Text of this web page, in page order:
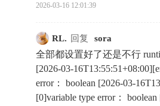
2026-03-16 12:01:39
RL. 回复 sora
全部都设置好了还是不行
[2026-03-
error： boolean [2026-03-
[0]variable type error：